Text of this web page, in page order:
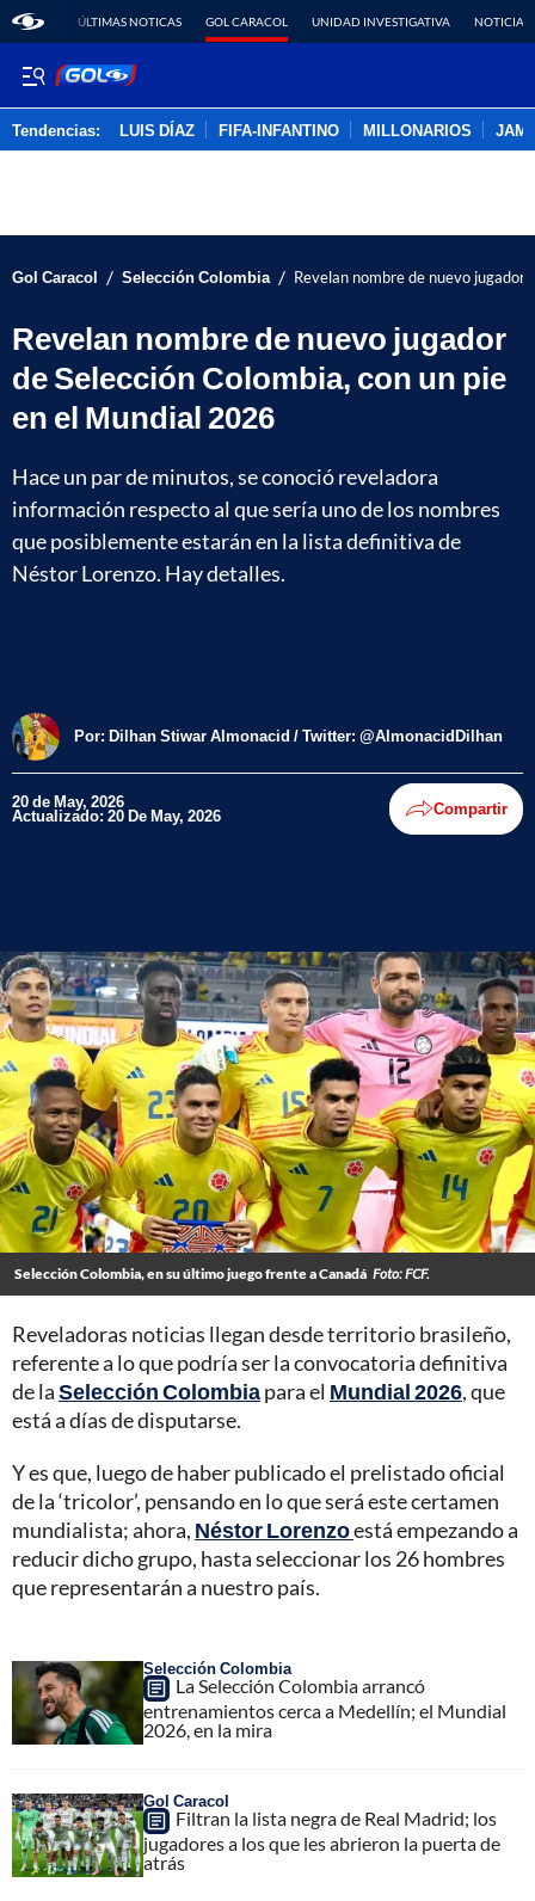
ÚLTIMAS NOTICAS GOL CARACOL UNIDAD INVESTIGATIVA NOTICIAS
Tendencias: LUIS DÍAZ FIFA-INFANTINO MILLONARIOS
Gol Caracol / Selección Colombia / Revelan nombre de nuevo jugador
Revelan nombre de nuevo jugador
de Selección Colombia, con un pie
en el Mundial 2026
Hace un par de minutos, se conoció reveladora
información respecto al que sería uno de los nombres
que posiblemente estarán en la lista definitiva de
Néstor Lorenzo. Hay detalles.
Por: Dilhan Stiwar Almonacid / Twitter: @AlmonacidDilhan
20 de May, 2026
Actualizado: 20 De May, 2026 Compartir
Selección Colombia, en su último juego frente a Canadá Foto: FCF.
Reveladoras noticias llegan desde territorio brasileño,
referente a lo que podría ser la convocatoria definitiva
de laSelección Colombiapara el Mundial 2026, que
está a días de disputarse.
Y es que, luego de haber publicado el prelistado oficial
de la ‘tricolor’, pensando en lo que será este certamen
mundialista; ahora, Néstor Lorenzoestá empezando a
reducir dicho grupo, hasta seleccionar los 26 hombres
que representarán a nuestro país.
Selección Colombia
La Selección Colombia arrancó
entrenamientos cerca a Medellín; el Mundial
2026, en la mira
Gol Caracol
Filtran la lista negra de Real Madrid; los
jugadores a los que les abrieron la puerta de
atrás